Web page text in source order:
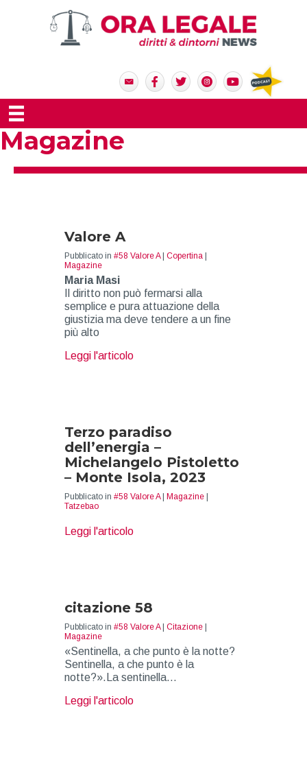
Magazine
Valore A
Pubblicato in #58 Valore A| Copertina |
Magazine
Maria Masi
Il diritto non può fermarsi alla
semplice e pura attuazione della
giustizia ma deve tendere a un fine
più alto
Leggi l'articoloabout Valore A
Terzo paradiso
dell’energia –
Michelangelo Pistoletto
– Monte Isola, 2023
Pubblicato in #58 Valore A| Magazine |
Tatzebao
Leggi l'articoloabout Terzo paradiso dell’energia
citazione 58
Pubblicato in #58 Valore A| Citazione |
Magazine
«Sentinella, a che punto è la notte?
Sentinella, a che punto è la
notte?».La sentinella…
Leggi l'articoloabout citazione 58